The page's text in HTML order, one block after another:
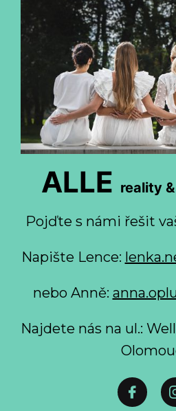
ALLE reality
Pojďte s námi řešit
Napište Lence:
nebo Anně:
Najdete nás na ul.: